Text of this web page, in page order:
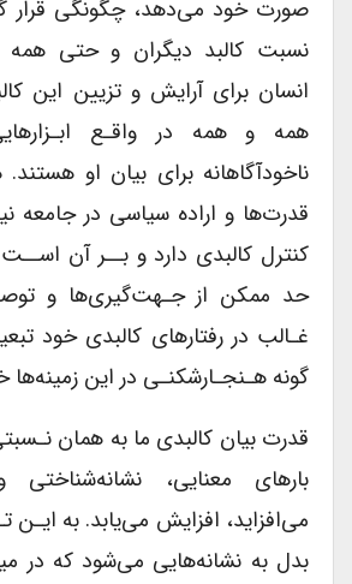
صورت خود می‌دهد، چگونگی قرار
نسبت کالبد دیگران و حتی همه
انسان برای آرایش و تزیین این
همه و همه در واقـع ابـزارهایی
ناخودآگاهانه برای بیان او هستند.
قدرت‌ها و اراده سیاسی در جامعه
کنترل کالبدی دارد و بــر آن اســت
حد ممکن از جـهت‌گیری‌ها و
غـالب در رفتارهای کالبدی خود
گونه ‌هـنجـار‌شکنـی‌ در این زمینه‌ها
قدرت بیان کالبدی ما به همان
بارهای معنایی، نشانه‌شناختی
می‌افزاید، افزایش می‌یابد. به ایـن
بدل به نشانه‌هایی می‌شود که در